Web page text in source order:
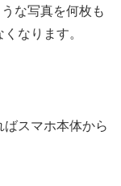
な写真を何枚も
なります。
スマホ本体から